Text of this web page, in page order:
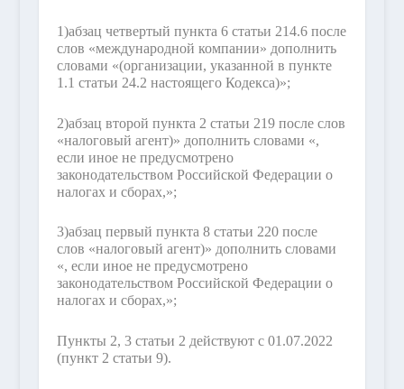
1)абзац четвертый пункта 6 статьи 214.6 после
слов «международной компании» дополнить
словами «(организации, указанной в пункте
1.1 статьи 24.2 настоящего Кодекса)»;
2)абзац второй пункта 2 статьи 219 после слов
«налоговый агент)» дополнить словами «,
если иное не предусмотрено
законодательством Российской Федерации о
налогах и сборах,»;
3)абзац первый пункта 8 статьи 220 после
слов «налоговый агент)» дополнить словами
«, если иное не предусмотрено
законодательством Российской Федерации о
налогах и сборах,»;
Пункты 2, 3 статьи 2 действуют с 01.07.2022
(пункт 2 статьи 9).